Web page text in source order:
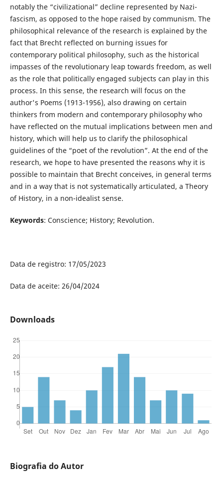
notably the “civilizational” decline represented by Nazi-
fascism, as opposed to the hope raised by communism. The
philosophical relevance of the research is explained by the
fact that Brecht reflected on burning issues for
contemporary political philosophy, such as the historical
impasses of the revolutionary leap towards freedom, as well
as the role that politically engaged subjects can play in this
process. In this sense, the research will focus on the
author's Poems (1913-1956), also drawing on certain
thinkers from modern and contemporary philosophy who
have reflected on the mutual implications between men and
history, which will help us to clarify the philosophical
guidelines of the “poet of the revolution”. At the end of the
research, we hope to have presented the reasons why it is
possible to maintain that Brecht conceives, in general terms
and in a way that is not systematically articulated, a Theory
of History, in a non-idealist sense.
Keywords: Conscience; History; Revolution.
Data de registro: 17/05/2023
Data de aceite: 26/04/2024
Downloads
Biografia do Autor